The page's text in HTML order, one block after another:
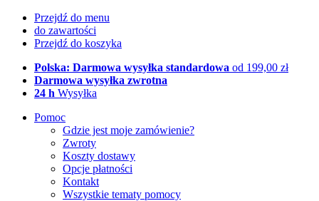
Przejdź do menu
do zawartości
Przejdź do koszyka
Polska: Darmowa wysyłka standardowa od 199,00 zł
Darmowa wysyłka zwrotna
24 h Wysyłka
Pomoc
Gdzie jest moje zamówienie?
Zwroty
Koszty dostawy
Opcje płatności
Kontakt
Wszystkie tematy pomocy